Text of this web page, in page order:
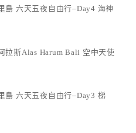
島 六天五夜自由行–Day4 海神
拉斯Alas Harum Bali 空中天使
島 六天五夜自由行–Day3 梯